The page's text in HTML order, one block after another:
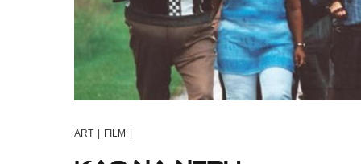
ART FILM